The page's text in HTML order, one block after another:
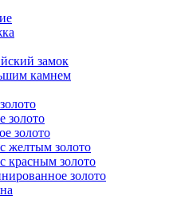
замок
камнем
золото
золото
желтым золото
красным золото
золото